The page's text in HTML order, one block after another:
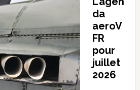
da
aeroV
FR
pour
juillet
2026